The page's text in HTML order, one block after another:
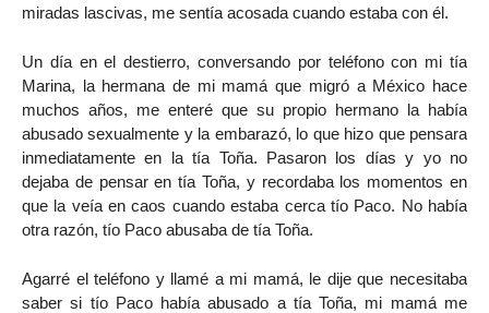
miradas lascivas, me sentía acosada cuando estaba con él.
Un día en el destierro, conversando por teléfono con mi tía
Marina, la hermana de mi mamá que migró a México hace
muchos años, me enteré que su propio hermano la había
abusado sexualmente y la embarazó, lo que hizo que pensara
inmediatamente en la tía Toña. Pasaron los días y yo no
dejaba de pensar en tía Toña, y recordaba los momentos en
que la veía en caos cuando estaba cerca tío Paco. No había
otra razón, tío Paco abusaba de tía Toña.
Agarré el teléfono y llamé a mi mamá, le dije que necesitaba
saber si tío Paco había abusado a tía Toña, mi mamá me